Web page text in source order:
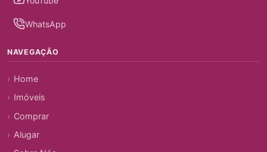
WhatsApp
NAVEGAÇÃO
Home
Imóveis
Comprar
Alugar